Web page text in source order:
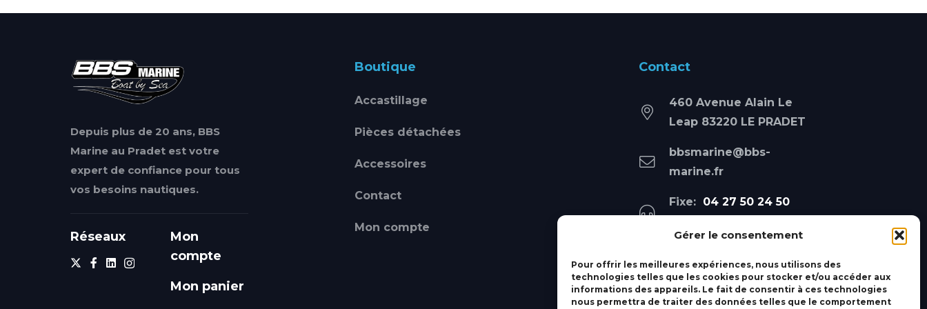
Gérer le consentement
Pour offrir les meilleures expériences, nous utilisons des
technologies telles que les cookies pour stocker et/ou accéder aux
informations des appareils. Le fait de consentir à ces technologies
nous permettra de traiter des données telles que le comportement
Depuis plus de 20 ans, BBS
Marine au Pradet est votre
expert de confiance pour tous
vos besoins nautiques.
Réseaux
Mon
compte
Mon panier
Boutique
Accastillage
Pièces détachées
Accessoires
Contact
Mon compte
Contact
460 Avenue Alain Le
Leap 83220 LE PRADET
bbsmarine@bbs-
marine.fr
Fixe: 04 27 50 24 50